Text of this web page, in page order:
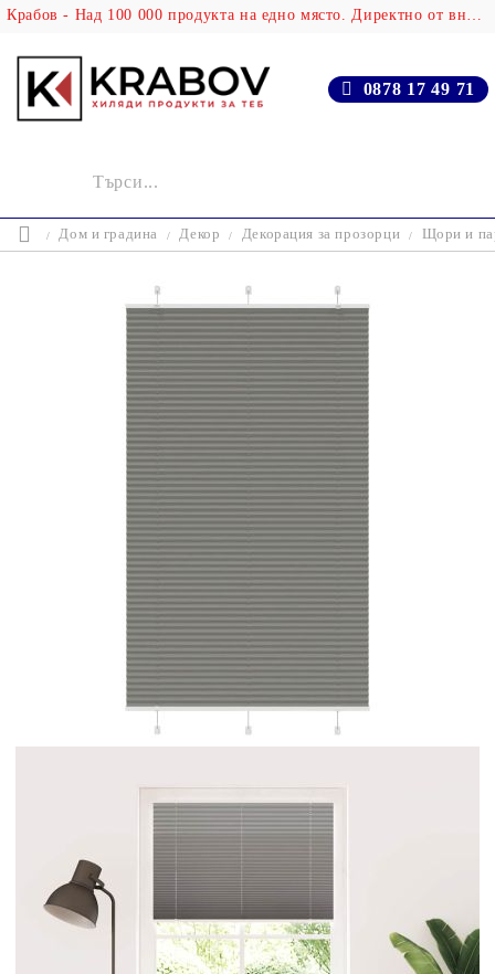
Крабов - Над 100 000 продукта на едно място. Директно от вносителя!
0878 17 49 71
Дом и градина Декор Декорация за прозорци Щори и